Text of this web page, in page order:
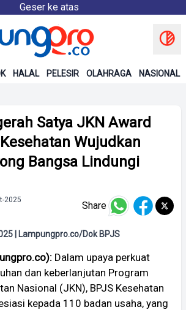
Geser ke atas
HALAL PELESIR OLAHRAGA NASIONAL
Satya JKN Award
Wujudkan
Bangsa Lindungi
2025 Share
| Lampungpro.co/Dok BPJS
Dalam upaya perkuat
dan keberlanjutan Program
Nasional (JKN), BPJS Kesehatan
kepada 110 badan usaha, yang